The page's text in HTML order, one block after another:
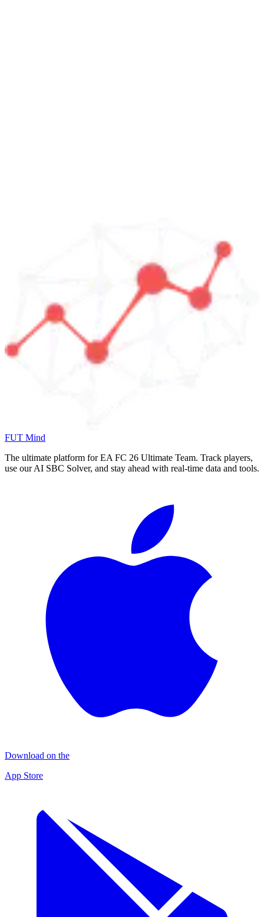
FUT Mind
The ultimate platform for EA FC 26 Ultimate Team. Track players,
use our AI SBC Solver, and stay ahead with real-time data and tools.
Download on the
App Store